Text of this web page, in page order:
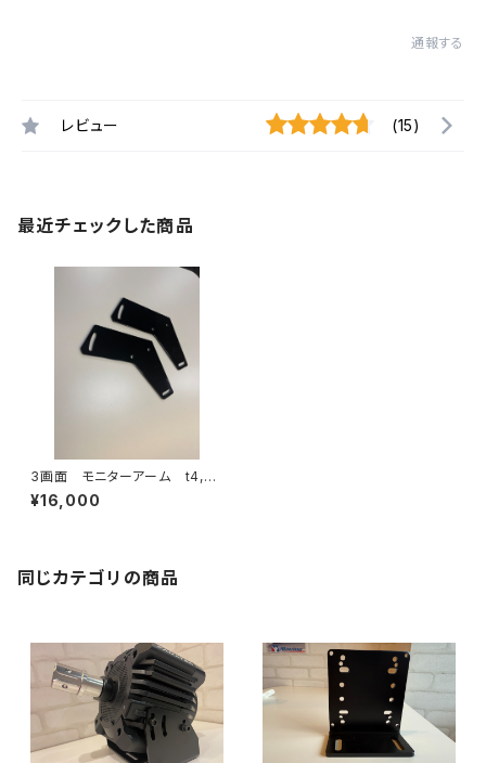
通報する
レビュー (15)
最近チェックした商品
3画面 モニターアーム t4,5
4枚SET
¥16,000
同じカテゴリの商品